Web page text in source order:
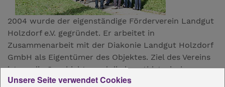
2004 wurde der eigenständige Förderverein Landgut
Holzdorf e.V. gegründet. Er arbeitet in
Zusammenarbeit mit der Diakonie Landgut Holzdorf
GmbH als Eigentümer des Objektes. Ziel des Vereins
ist es, die Geschichte und die kunsthistorische
Bedeutung des Landgutes aufzuarbeiten, zu
Unsere Seite verwendet Cookies